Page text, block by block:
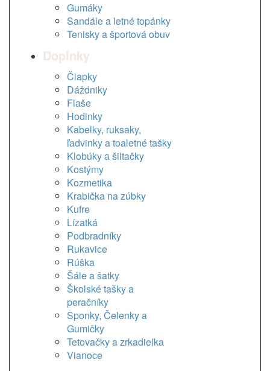
Gumáky
Sandále a letné topánky
Tenisky a športová obuv
Doplnky
Čiapky
Dáždniky
Flaše
Hodinky
Kabelky, ruksaky,
ľadvinky a toaletné tašky
Klobúky a šiltačky
Kostýmy
Kozmetika
Krabička na zúbky
Kufre
Lízatká
Podbradníky
Rukavice
Rúška
Šále a šatky
Školské tašky a
peračníky
Sponky, Čelenky a
Gumičky
Tetovačky a zrkadielka
Vianoce